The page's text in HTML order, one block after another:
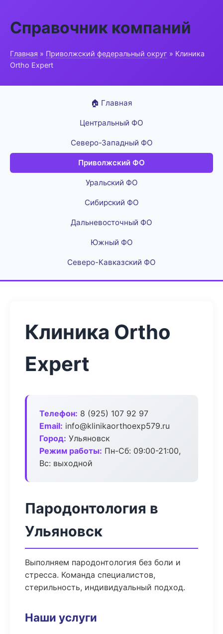
Справочник компаний
Главная » Приволжский федеральный округ » Клиника
Ortho Expert
🏠 Главная
Центральный ФО
Северо-Западный ФО
Приволжский ФО
Уральский ФО
Сибирский ФО
Дальневосточный ФО
Южный ФО
Северо-Кавказский ФО
Клиника Ortho
Expert
Телефон: 8 (925) 107 92 97
Email: info@klinikaorthoexp579.ru
Город: Ульяновск
Режим работы: Пн-Сб: 09:00-21:00,
Вс: выходной
Пародонтология в
Ульяновск
Выполняем пародонтология без боли и
стресса. Команда специалистов,
стерильность, индивидуальный подход.
Наши услуги